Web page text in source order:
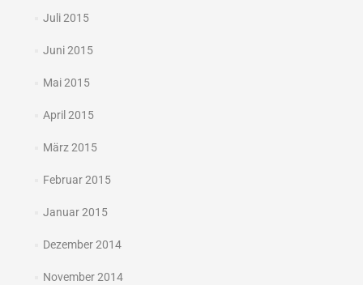
Juli 2015
Juni 2015
Mai 2015
April 2015
März 2015
Februar 2015
Januar 2015
Dezember 2014
November 2014